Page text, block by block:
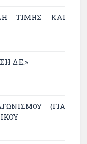
ΤΙΜΉΣ ΚΑΙ
Δ.Ε.»
(ΓΙΑ